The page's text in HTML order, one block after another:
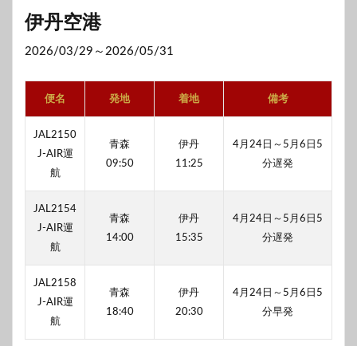
伊丹空港
2026/03/29～2026/05/31
便名 発地 着地 備考
JAL2150
J-AIR運
航
青森
09:50
伊丹
11:25
4月24日～5月6日5
分遅発
JAL2154
J-AIR運
航
青森
14:00
伊丹
15:35
4月24日～5月6日5
分遅発
JAL2158
J-AIR運
航
青森
18:40
伊丹
20:30
4月24日～5月6日5
分早発